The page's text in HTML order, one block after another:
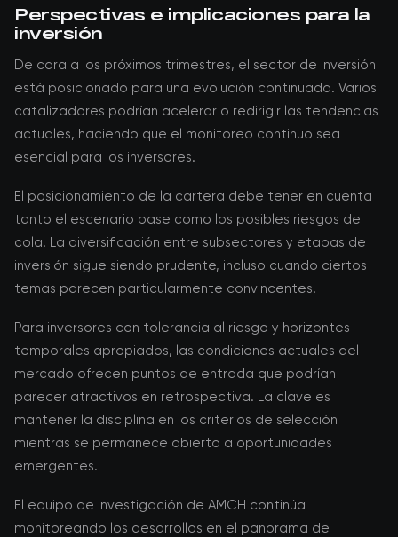
Perspectivas e implicaciones para la
inversión
De cara a los próximos trimestres, el sector de inversión
está posicionado para una evolución continuada. Varios
catalizadores podrían acelerar o redirigir las tendencias
actuales, haciendo que el monitoreo continuo sea
esencial para los inversores.
El posicionamiento de la cartera debe tener en cuenta
tanto el escenario base como los posibles riesgos de
cola. La diversificación entre subsectores y etapas de
inversión sigue siendo prudente, incluso cuando ciertos
temas parecen particularmente convincentes.
Para inversores con tolerancia al riesgo y horizontes
temporales apropiados, las condiciones actuales del
mercado ofrecen puntos de entrada que podrían
parecer atractivos en retrospectiva. La clave es
mantener la disciplina en los criterios de selección
mientras se permanece abierto a oportunidades
emergentes.
El equipo de investigación de AMCH continúa
monitoreando los desarrollos en el panorama de